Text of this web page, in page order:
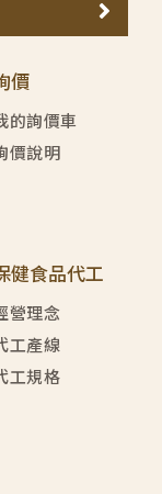
價
的詢價車
價說明
健食品代工
營理念
工產線
工規格